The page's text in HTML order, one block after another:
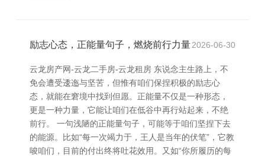
励志心态，正能量句子，燃烧前行力量2026-06-30
云龙房产网-云龙二手房-云龙租房 东说念主生路上，不
免会遭受逶迤与坚苦，但惟有咱们保捏积极的励志心
态，就能在窘境中找到但愿。正能量不仅是一种形态，
更是一种力量，它能让咱们在低谷中再行站起来，不绝
前行。 一句浅陋的正能量句子，可能等于咱们坚捏下去
的能源。比如“每一次竭力于，王人是当年的伏笔”，它教
唆咱们，目前的付出终将吐花效用。又如“你所履历的每